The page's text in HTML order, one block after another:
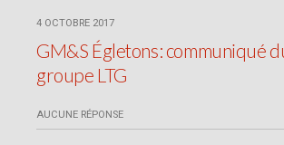
4 OCTOBRE 2017
GM&S Égletons: communiqué
groupe LTG
AUCUNE RÉPONSE